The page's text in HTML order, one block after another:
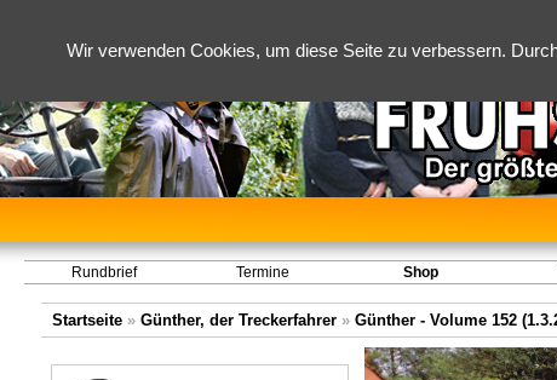
Wir verwenden Cookies, um diese Seite zu verbessern.
Rundbrief Termine Shop
Startseite » Günther, der Treckerfahrer » Günther - Volume 152